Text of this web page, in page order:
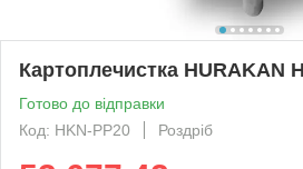
Картоплечистка HURAKAN
Готово до відправки
Код: HKN-PP20
Роздріб